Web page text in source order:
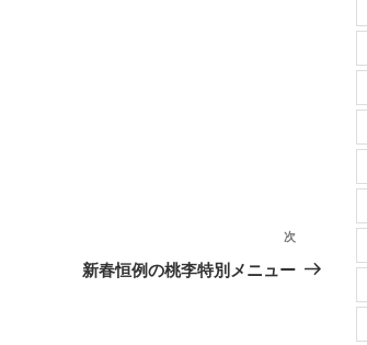
次
の
次
新春恒例の桃李特別メニュー